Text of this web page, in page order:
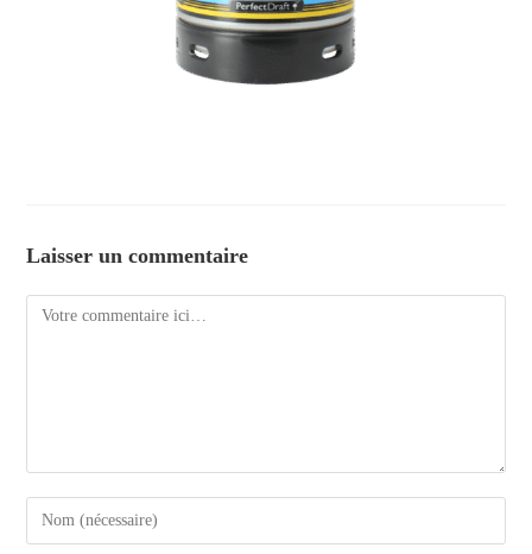
Laisser un commentaire
Comment
Enter
your